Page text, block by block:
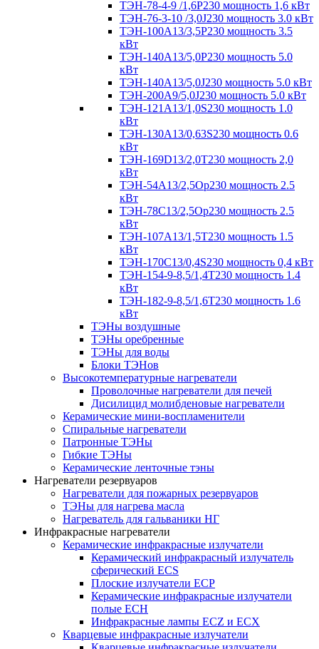
ТЭН-78-4-9 /1,6P230 мощность 1,6 кВт
ТЭН-76-3-10 /3,0J230 мощность 3.0 кВт
ТЭН-100А13/3,5Р230 мощность 3.5
кВт
ТЭН-140А13/5,0Р230 мощность 5.0
кВт
ТЭН-140А13/5,0J230 мощность 5.0 кВт
ТЭН-200А9/5,0J230 мощность 5.0 кВт
ТЭН-121А13/1,0S230 мощность 1.0
кВт
ТЭН-130А13/0,63S230 мощность 0.6
кВт
ТЭН-169D13/2,0T230 мощность 2,0
кВт
ТЭН-54А13/2,5Ор230 мощность 2.5
кВт
ТЭН-78С13/2,5Ор230 мощность 2.5
кВт
ТЭН-107А13/1,5Т230 мощность 1.5
кВт
ТЭН-170C13/0,4S230 мощность 0,4 кВт
ТЭН-154-9-8,5/1,4Т230 мощность 1.4
кВт
ТЭН-182-9-8,5/1,6Т230 мощность 1.6
кВт
ТЭНы воздушные
ТЭНы оребренные
ТЭНы для воды
Блоки ТЭНов
Высокотемпературные нагреватели
Проволочные нагреватели для печей
Дисилицид молибденовые нагреватели
Керамические мини-воспламенители
Спиральные нагреватели
Патронные ТЭНы
Гибкие ТЭНы
Керамические ленточные тэны
Нагреватели резервуаров
Нагреватели для пожарных резервуаров
ТЭНы для нагрева масла
Нагреватель для гальваники НГ
Инфракрасные нагреватели
Керамические инфракрасные излучатели
Керамический инфракрасный излучатель
сферический ECS
Плоские излучатели ECP
Керамические инфракрасные излучатели
полые ECH
Инфракрасные лампы ECZ и ECX
Кварцевые инфракрасные излучатели